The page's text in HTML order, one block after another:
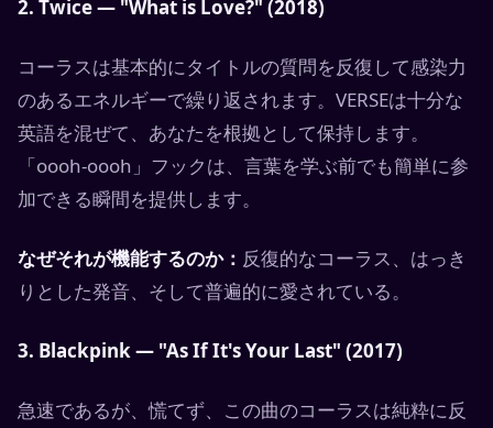
2. Twice — "What is Love?" (2018)
コーラスは基本的にタイトルの質問を反復して感染力
のあるエネルギーで繰り返されます。VERSEは十分な
英語を混ぜて、あなたを根拠として保持します。
「oooh-oooh」フックは、言葉を学ぶ前でも簡単に参
加できる瞬間を提供します。
なぜそれが機能するのか： 反復的なコーラス、はっき
りとした発音、そして普遍的に愛されている。
3. Blackpink — "As If It's Your Last" (2017)
急速であるが、慌てず、この曲のコーラスは純粋に反